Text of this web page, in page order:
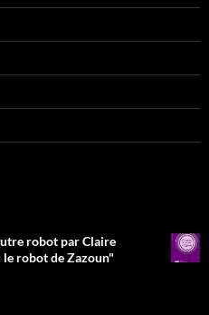
robot par Claire
le robot de Zazoun"